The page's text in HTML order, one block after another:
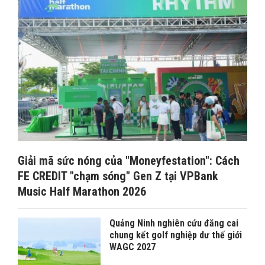
Giải mã sức nóng của "Moneyfestation": Cách
FE CREDIT "chạm sóng" Gen Z tại VPBank
Music Half Marathon 2026
Quảng Ninh nghiên cứu đăng cai
chung kết golf nghiệp dư thế giới
WAGC 2027